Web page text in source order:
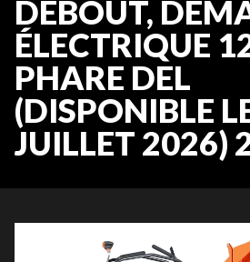
DEBOUT,
ÉLECTRIQUE
PHARE DEL
(DISPONIBLE
JUILLET 2026)